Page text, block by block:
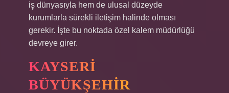
iş dünyasıyla hem de ulusal düzeyde
kurumlarla sürekli iletişim halinde olması
gerekir. İşte bu noktada özel kalem müdürlüğü
devreye girer.
KAYSERI
BÜYÜKŞEHIR